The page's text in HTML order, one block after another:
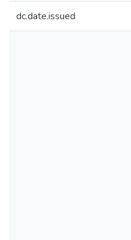
dc.date.issued